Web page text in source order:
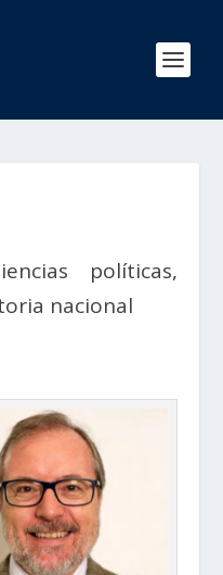
políticas,
nacional